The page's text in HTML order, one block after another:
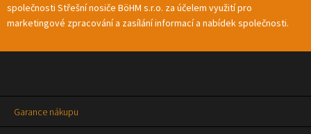
společnosti Střešní nosiče BöHM s.r.o. za účelem využití pro
marketingové zpracování a zasílání informací a nabídek společnosti.
Garance nákupu